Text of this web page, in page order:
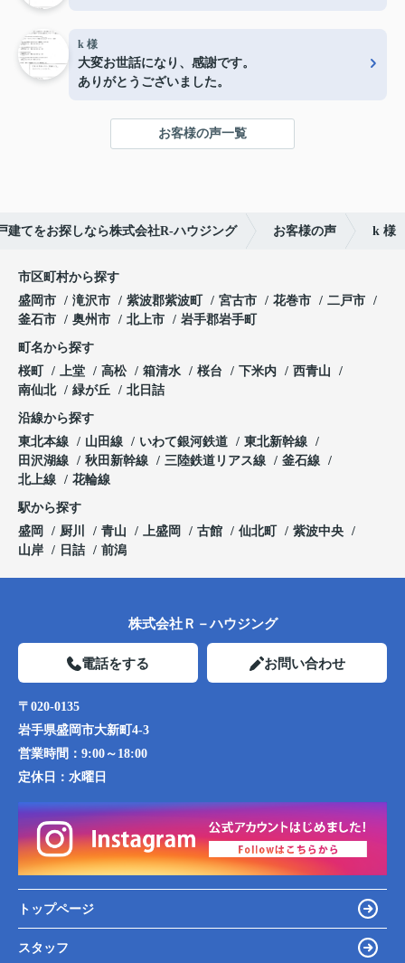
k 様
大変お世話になり、感謝です。
ありがとうございました。
お客様の声一覧
建てをお探しなら株式会社R-ハウジング お客様の声 k 様
市区町村から探す
盛岡市
滝沢市 紫波郡紫波町 宮古市 花巻市
二戸市
釜石市
奥州市 北上市 岩手郡岩手町
町名から探す
桜町
上堂 高松 箱清水 桜台 下米内
西青山
南仙北
緑が丘 北日詰
沿線から探す
東北本線
山田線 いわて銀河鉄道
東北新幹線
田沢湖線
秋田新幹線 三陸鉄道リアス線
釜石線
北上線
花輪線
駅から探す
盛岡
厨川 青山 上盛岡 古館 仙北町
紫波中央
山岸
日詰 前潟
株式会社Ｒ－ハウジング
電話をする お問い合わせ
〒020-0135
岩手県盛岡市大新町4-3
営業時間： 9:00～18:00
定休日： 水曜日
トップページ
スタッフ